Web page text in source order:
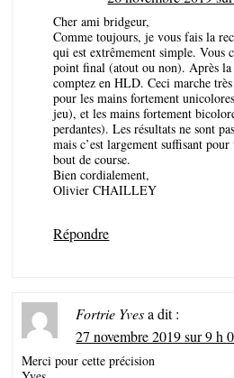
Cher ami bridgeur,
Comme toujours, je vous fais la
qui est extrêmement simple. Vous
point final (atout ou non). Après
comptez en HLD. Ceci marche
pour les mains fortement
jeu), et les mains fortement
perdantes). Les résultats ne sont
mais c’est largement suffisant
bout de course.
Bien cordialement,
Olivier CHAILLEY
Répondre
Fortrie Yves a dit :
27 novembre 2019 sur 9 h
Merci pour cette précision